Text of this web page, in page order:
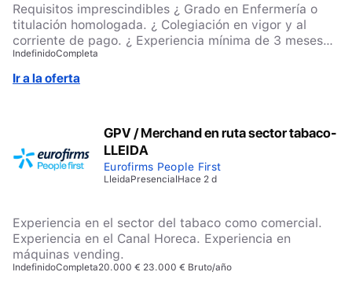
Requisitos imprescindibles ¿ Grado en Enfermería o
titulación homologada. ¿ Colegiación en vigor y al
corriente de pago. ¿ Experiencia mínima de 3 meses
(cuentan prácticas curriculares y profesionales
estructuradas). Se valorará ¿ Postgrado en
Gerontología. ¿ Manejo de herramientas informáticas.
IndefinidoCompleta
Ir a la oferta
GPV / Merchand en ruta sector tabaco-
LLEIDA
Eurofirms People First
LleidaPresencialHace 2 d
Experiencia en el sector del tabaco como comercial.
Experiencia en el Canal Horeca. Experiencia en
máquinas vending.
IndefinidoCompleta20.000 € 23.000 € Bruto/año